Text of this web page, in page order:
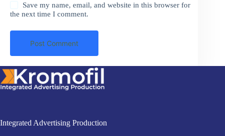
Save my name, email, and website in this browser for
the next time I comment.
Post Comment
Integrated Advertising Production